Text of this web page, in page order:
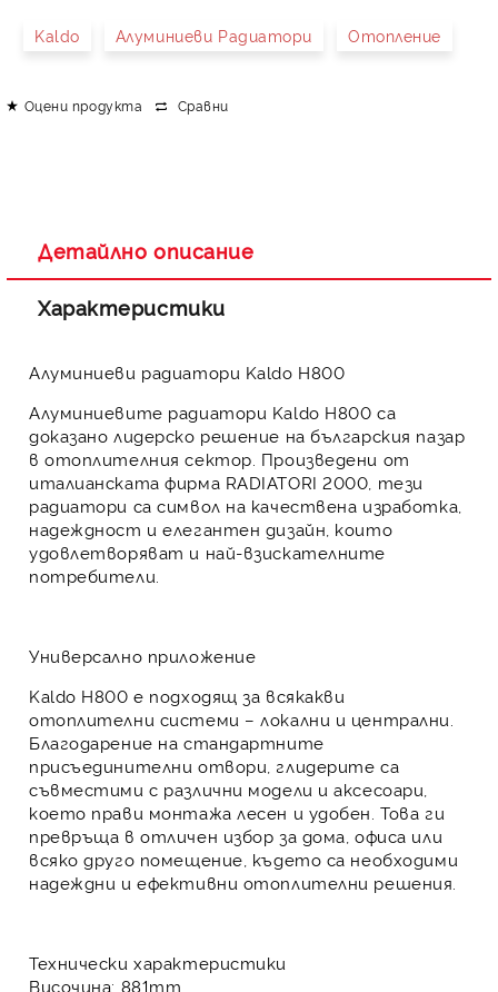
Kaldo Алуминиеви Радиатори Отопление
Оцени продукта Сравни
Детайлно описание
Характеристики
Алуминиеви радиатори Kaldo H800
Алуминиевите радиатори Kaldo H800са
доказано лидерско решение на българския пазар
в отоплителния сектор. Произведени от
италианската фирма RADIATORI 2000 , тези
радиатори са символ на качествена изработка,
надеждност и елегантен дизайн , които
удовлетворяват и най-взискателните
потребители.
Универсално приложение
Kaldo H800е подходящ за всякакви
отоплителни системи – локални и централни.
Благодарение на стандартните
присъединителни отвори, глидерите са
съвместими с различни модели и аксесоари,
което прави монтажа лесен и удобен. Това ги
превръща в отличен избор за дома, офиса или
всяко друго помещение, където са необходими
надеждни и ефективни отоплителни решения.
Технически характеристики
Височина: 881mm.